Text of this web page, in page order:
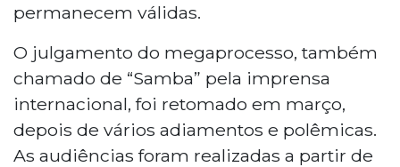
permanecem válidas.
O julgamento do megaprocesso, também
chamado de “Samba” pela imprensa
internacional, foi retomado em março,
depois de vários adiamentos e polêmicas.
As audiências foram realizadas a partir de